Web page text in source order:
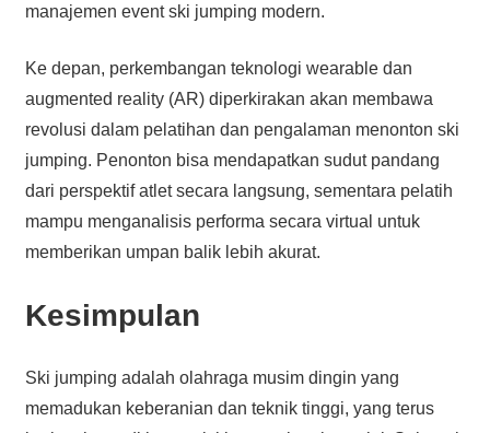
manajemen event ski jumping modern.
Ke depan, perkembangan teknologi wearable dan
augmented reality (AR) diperkirakan akan membawa
revolusi dalam pelatihan dan pengalaman menonton ski
jumping. Penonton bisa mendapatkan sudut pandang
dari perspektif atlet secara langsung, sementara pelatih
mampu menganalisis performa secara virtual untuk
memberikan umpan balik lebih akurat.
Kesimpulan
Ski jumping adalah olahraga musim dingin yang
memadukan keberanian dan teknik tinggi, yang terus